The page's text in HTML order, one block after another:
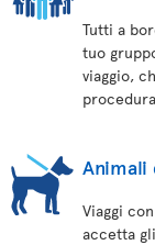
Tutti a
tuo
viaggio,
Viaggi
accetta